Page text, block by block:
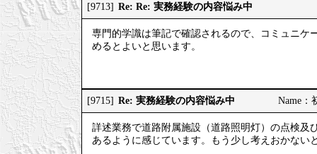
[9713] Re: Re: 実務経験の内容悩み中
専門的学識は筆記で確認されるので、コミュニケ
めるとよいと思います。
[9715] Re: 実務経験の内容悩み中 Name：
詳述業務で道路附属施設（道路照明灯）の点検及
あるように感じています。もう少し考えおかない